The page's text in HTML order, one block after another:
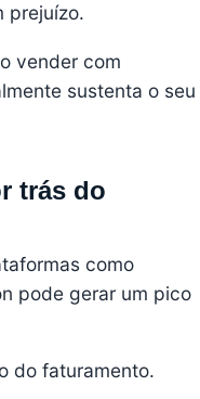
prejuízo.
vender com
sustenta o seu
trás do
como
pode gerar um pico
do faturamento.